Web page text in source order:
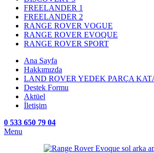
FREELANDER 1
FREELANDER 2
RANGE ROVER VOGUE
RANGE ROVER EVOQUE
RANGE ROVER SPORT
Ana Sayfa
Hakkımızda
LAND ROVER YEDEK PARÇA
Destek Formu
Aktüel
İletişim
0 533 650 79 04
Menu